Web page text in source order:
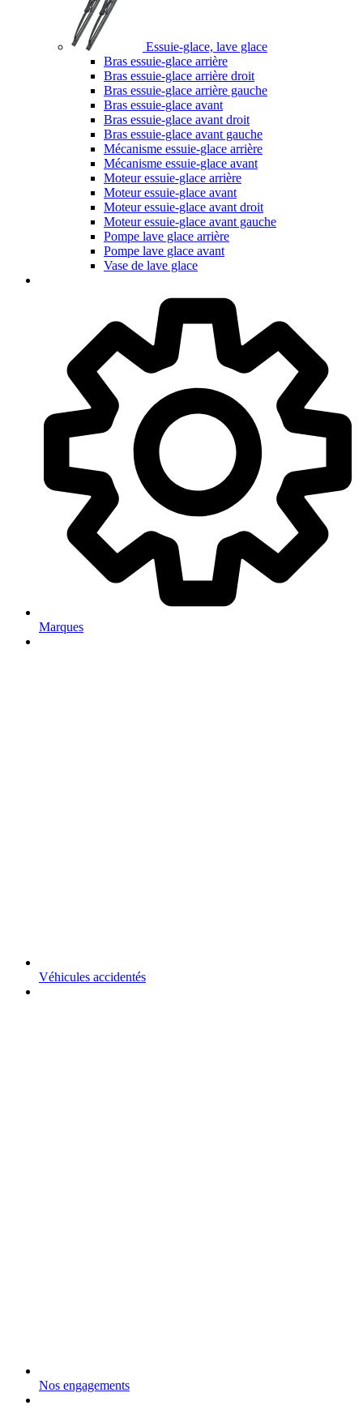
Essuie-glace, lave glace
Bras essuie-glace arrière
Bras essuie-glace arrière droit
Bras essuie-glace arrière gauche
Bras essuie-glace avant
Bras essuie-glace avant droit
Bras essuie-glace avant gauche
Mécanisme essuie-glace arrière
Mécanisme essuie-glace avant
Moteur essuie-glace arrière
Moteur essuie-glace avant
Moteur essuie-glace avant droit
Moteur essuie-glace avant gauche
Pompe lave glace arrière
Pompe lave glace avant
Vase de lave glace
Marques
Véhicules accidentés
Nos engagements